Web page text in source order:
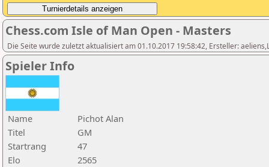
Chess.com Isle of Man Open - Masters
Die Seite wurde zuletzt aktualisiert am 01.10.2017 19:58:42, Ersteller:
Spieler Info
Name
Pichot Alan
Titel
GM
Startrang
47
Elo
2565